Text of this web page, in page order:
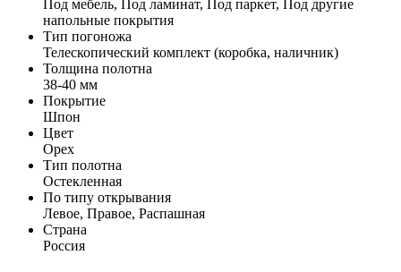
Под мебель, Под ламинат, Под паркет, Под другие
напольные покрытия
Тип погоножа
Телескопический комплект (коробка, наличник)
Толщина полотна
38-40 мм
Покрытие
Шпон
Цвет
Орех
Тип полотна
Остекленная
По типу открывания
Левое, Правое, Распашная
Страна
Россия